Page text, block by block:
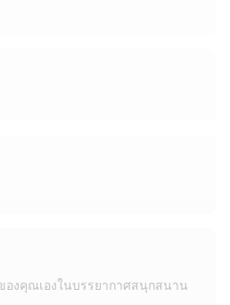
องคุณเองในบรรยากาศสนุกสนาน